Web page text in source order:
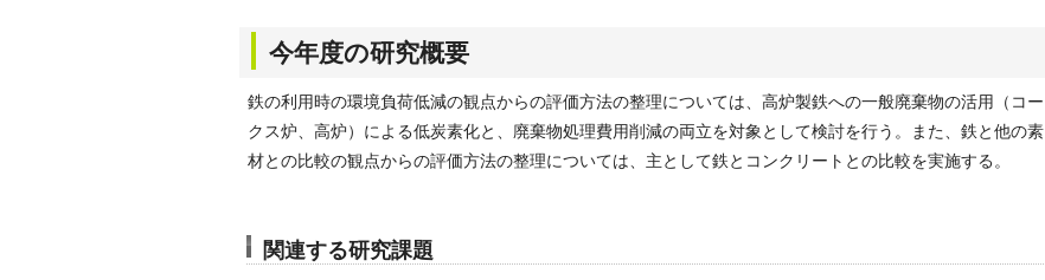
今年度の研究概要
鉄の利用時の環境負荷低減の観点からの評価方法の整理については、高炉製鉄への一般廃棄物の活用（コー
クス炉、高炉）による低炭素化と、廃棄物処理費用削減の両立を対象として検討を行う。また、鉄と他の素
材との比較の観点からの評価方法の整理については、主として鉄とコンクリートとの比較を実施する。
関連する研究課題